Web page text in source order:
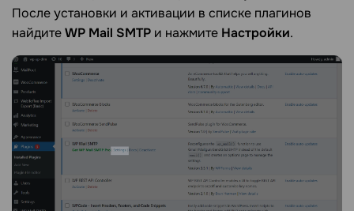
После установки и активации в списке плагинов
найдитеWP Mail SMTP и нажмите Настройки.